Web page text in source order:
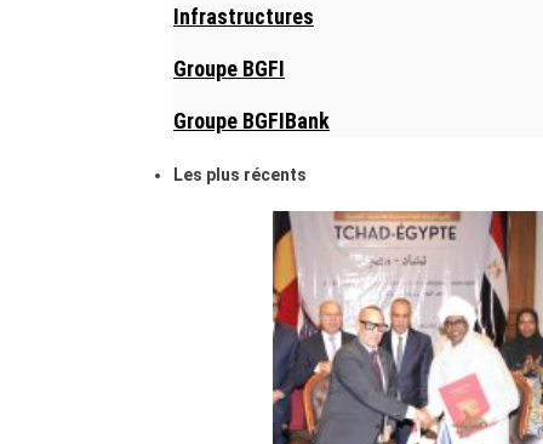
Infrastructures
Groupe BGFI
Groupe BGFIBank
Les plus récents